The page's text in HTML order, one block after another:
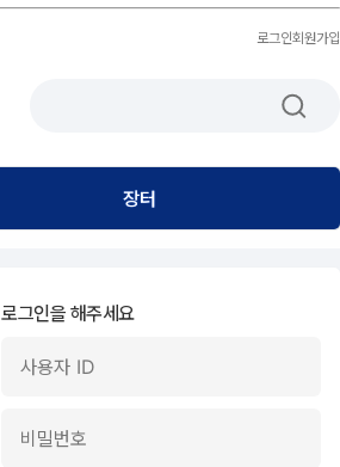
로그인회원가입
장터
로그인을 해주세요